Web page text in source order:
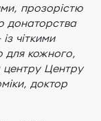
прозорістю
донаторства
чіткими
для кожного,
центру Центру
доктор